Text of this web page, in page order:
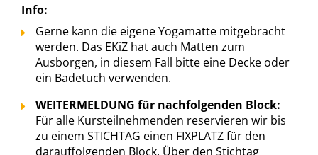
Info:
Gerne kann die eigene Yogamatte mitgebracht
werden. Das EKiZ hat auch Matten zum
Ausborgen, in diesem Fall bitte eine Decke oder
ein Badetuch verwenden.
WEITERMELDUNG für nachfolgenden Block:
Für alle Kursteilnehmenden reservieren wir bis
zu einem STICHTAG einen FIXPLATZ für den
darauffolgenden Block. Über den Stichtag